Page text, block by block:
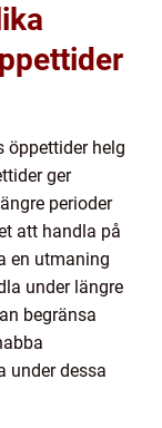
öppettider helg
ger
perioder
att handla på
en utmaning
under längre
begränsa
under dessa